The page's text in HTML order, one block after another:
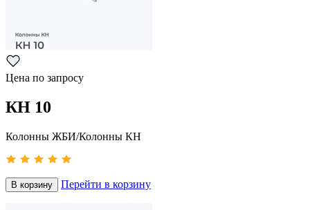
Цена по запросу
КН 10
Колонны ЖБИ/Колонны КН
В корзину Перейти в корзину